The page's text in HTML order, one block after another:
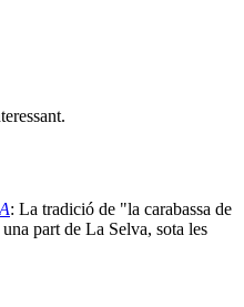
: La tradició de "la carabassa de
part de La Selva, sota les